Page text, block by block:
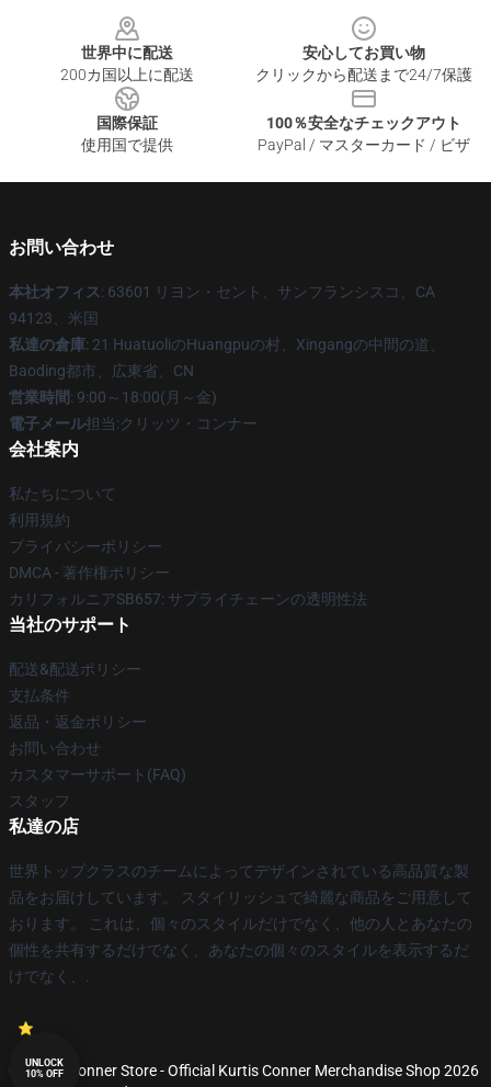
世界中に配送
200カ国以上に配送
安心してお買い物
クリックから配送まで24/7保護
国際保証
使用国で提供
100％安全なチェックアウト
PayPal / マスターカード / ビザ
お問い合わせ
本社オフィス: 63601 リヨン・セント、サンフランシスコ、CA
94123、米国
私達の倉庫: 21 HuatuoliのHuangpuの村、Xingangの中間の道、
Baoding都市、広東省、CN
営業時間: 9:00～18:00(月～金)
電子メール担当:クリッツ・コンナー
会社案内
私たちについて
利用規約
プライバシーポリシー
DMCA - 著作権ポリシー
カリフォルニアSB657: サプライチェーンの透明性法
当社のサポート
配送&配送ポリシー
支払条件
返品・返金ポリシー
お問い合わせ
カスタマーサポート(FAQ)
スタッフ
私達の店
世界トップクラスのチームによってデザインされている高品質な製
品をお届けしています。 スタイリッシュで綺麗な商品をご用意して
おります。 これは、個々のスタイルだけでなく、他の人とあなたの
個性を共有するだけでなく、あなたの個々のスタイルを表示するだ
けでなく、.
© Kurtis Conner Store - Official Kurtis Conner Merchandise Shop 2026
UNLOCK
10% OFF